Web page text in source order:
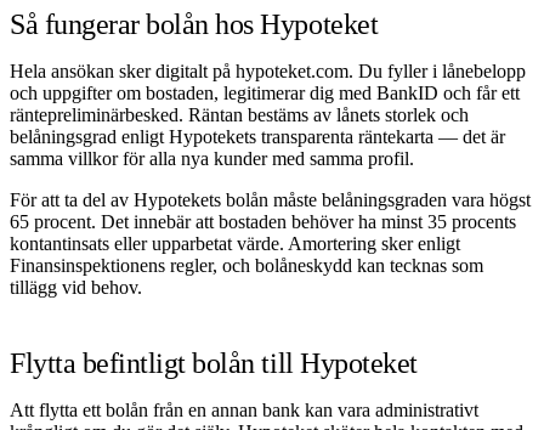
Så fungerar bolån hos Hypoteket
Hela ansökan sker digitalt på hypoteket.com. Du fyller i lånebelopp
och uppgifter om bostaden, legitimerar dig med BankID och får ett
räntepreliminärbesked. Räntan bestäms av lånets storlek och
belåningsgrad enligt Hypotekets transparenta räntekarta — det är
samma villkor för alla nya kunder med samma profil.
För att ta del av Hypotekets bolån måste belåningsgraden vara högst
65 procent. Det innebär att bostaden behöver ha minst 35 procents
kontantinsats eller upparbetat värde. Amortering sker enligt
Finansinspektionens regler, och bolåneskydd kan tecknas som
tillägg vid behov.
Flytta befintligt bolån till Hypoteket
Att flytta ett bolån från en annan bank kan vara administrativt